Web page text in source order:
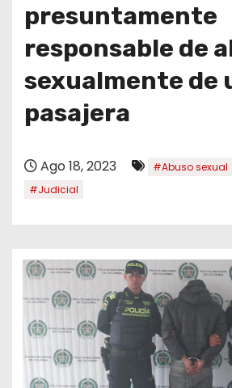
presuntamente
responsable de
sexualmente de
pasajera
Ago 18, 2023 #Abuso sexual
#Judicial